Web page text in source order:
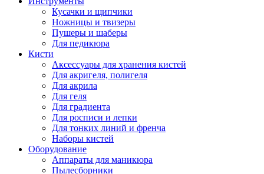
Кусачки и щипчики
Ножницы и твизеры
Пушеры и шаберы
Для педикюра
Кисти
Аксессуары для хранения кистей
Для акригеля, полигеля
Для акрила
Для геля
Для градиента
Для росписи и лепки
Для тонких линий и френча
Наборы кистей
Оборудование
Аппараты для маникюра
Пылесборники